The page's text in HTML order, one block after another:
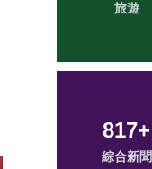
旅遊
817+
綜合新聞
宗教
39+
科技新知